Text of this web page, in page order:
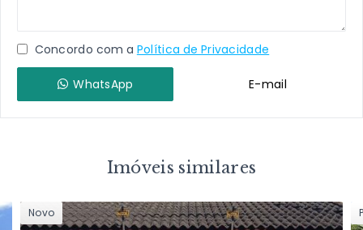
Concordo com a Política de Privacidade
WhatsApp E-mail
Imóveis similares
Novo